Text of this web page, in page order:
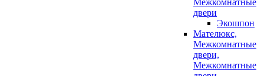
Межкомнатные
двери
Экошпон
Мателюкс,
Межкомнатные
двери,
Межкомнатные